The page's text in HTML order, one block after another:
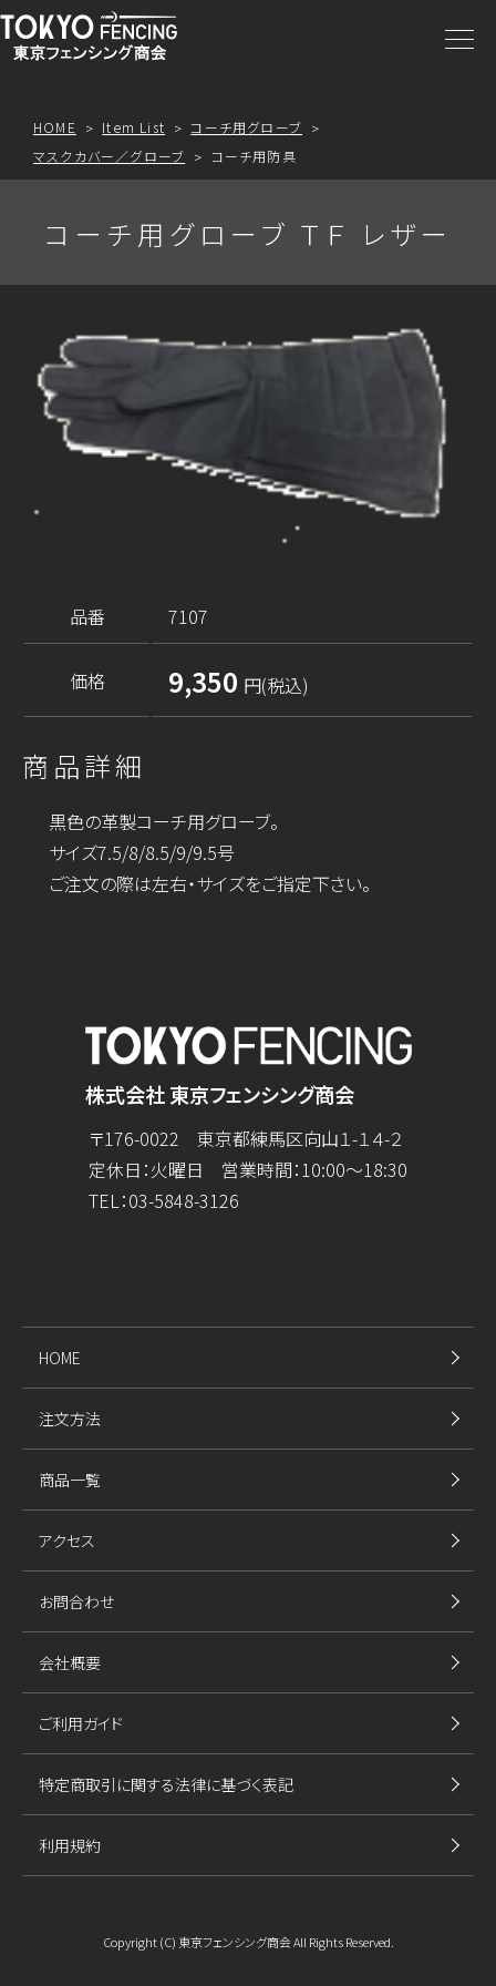
商品一覧
アクセス
プライスリスト
HOME Item List
コーチ用グローブ
マスクカバー／グローブ
コーチ用防具
コーチ用グローブ ＴＦ レザー
品番 7107
価格 9,350 円(税込)
商品詳細
黒色の革製コーチ用グローブ。
サイズ7.5/8/8.5/9/9.5号
ご注文の際は左右・サイズをご指定下さい。
株式会社 東京フェンシング商会
〒176-0022 東京都練馬区向山１-１４-２
定休日：火曜日 営業時間：10:00～18:30
TEL：03-5848-3126
HOME
注文方法
商品一覧
アクセス
お問合わせ
会社概要
ご利用ガイド
特定商取引に関する法律に基づく表記
利用規約
Copyright (C) 東京フェンシング商会 All Rights Reserved.